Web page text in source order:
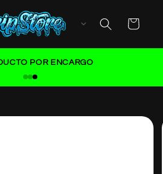
Cart
POR ENCARGO